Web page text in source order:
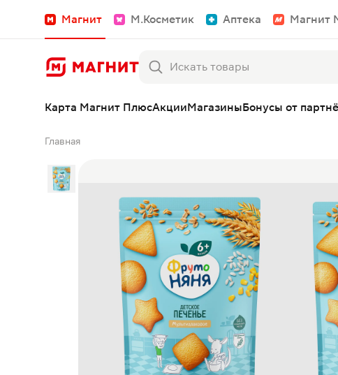
Магнит М.Косметик Аптека Магнит
Карта Магнит ПлюсАкцииМагазиныБонусы от
Главная